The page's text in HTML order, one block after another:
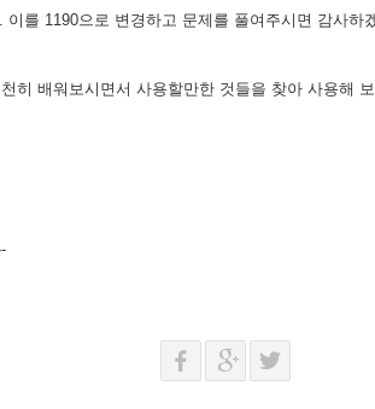
를 1190으로 변경하고 문제를 풀여주시면 감사
히 배워보시면서 사용할만한 것들을 찾아 사용해